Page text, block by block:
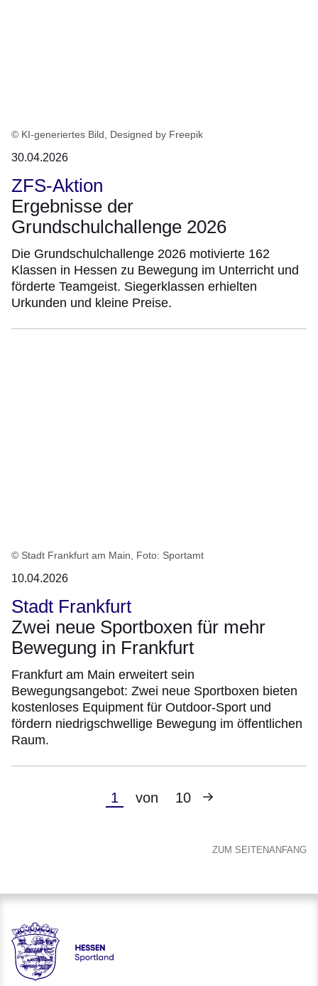
© KI-generiertes Bild, Designed by Freepik
30.04.2026
ZFS-Aktion
Ergebnisse der
Grundschulchallenge 2026
Die Grundschulchallenge 2026 motivierte 162
Klassen in Hessen zu Bewegung im Unterricht und
förderte Teamgeist. Siegerklassen erhielten
Urkunden und kleine Preise.
© Stadt Frankfurt am Main, Foto: Sportamt
10.04.2026
Stadt Frankfurt
Zwei neue Sportboxen für mehr
Bewegung in Frankfurt
Frankfurt am Main erweitert sein
Bewegungsangebot: Zwei neue Sportboxen bieten
kostenloses Equipment für Outdoor-Sport und
fördern niedrigschwellige Bewegung im öffentlichen
Raum.
Aktuelle
1 von 10
Nächste
ZUM SEITENANFANG
Hessen - Landesprogramm SPORTLAND HESSEN bewegt